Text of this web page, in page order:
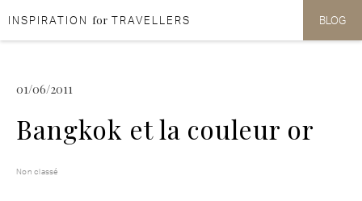
Aller au contenu
Aller au menu
INSPIRATION for TRAVELLERS BLOG
01/06/2011
Bangkok et la couleur or
Non classé